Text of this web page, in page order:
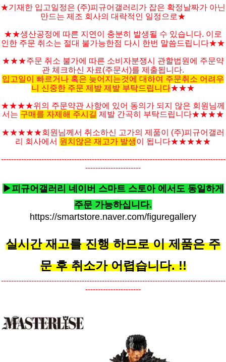
★기재한 입고일정은 (주)피규어갤러리가 잡은 확정날짜가 아닌
만드는 제조 회사의 대락적인 일정으로★
★★생산공정에 따른 지연이 충분히 발생될 수 있습니다. 이로
인한 주문 취소는 절대 불가능한점 다시 한번 말씀드립니다★★
★★★주문 취소 불가에 따른 소비자분쟁시 관할법원에 주문약
관 체크하신 자료(주문서)를 제출됩니다.
입고일이 빠르거나 혹은 늦어지는것에 대하여 주문취소 어려우
니 신중한 주문 제발 제발 부탁드립니다★★★
★★★★위의 주문약관 사항에 있어 동의가 되지 않은 회원님께
서는 구매를 자제해 주시길 제발 간곡히 부탁드립니다★★★★
★★★★★회원님께서 취소하신 고가의 제품이 (주)피규어갤러
리 회사에서 원치않은 재고가 발생이 됩니다★★★★★
-----------------------------------------------------------------------------------------
----------------------
▶피규어갤러리 네이버 스마트 스토아 에서도 동일하게
주문 가능하십니다.
https://smartstore.naver.com/figuregallery
실시간 재고를 진행 하므로 이 제품은 주
문 후 취소가 어렵습니다. !!
-----------------------------------------------------------------------------------------
----------------------